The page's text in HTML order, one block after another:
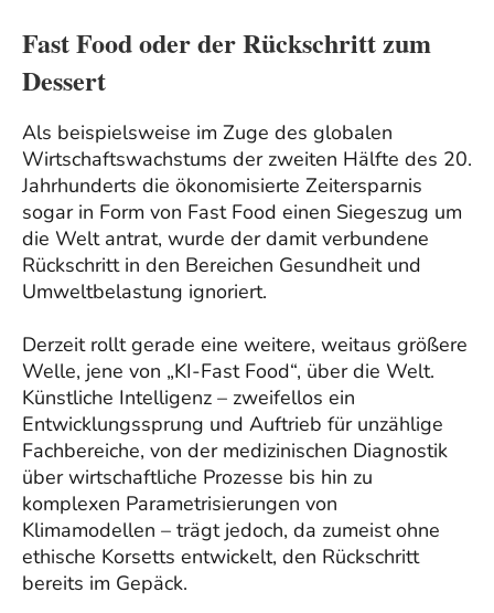
Fast Food oder der Rückschritt zum
Dessert
Als beispielsweise im Zuge des globalen
Wirtschaftswachstums der zweiten Hälfte des 20.
Jahrhunderts die ökonomisierte Zeitersparnis
sogar in Form von Fast Food einen Siegeszug um
die Welt antrat, wurde der damit verbundene
Rückschritt in den Bereichen Gesundheit und
Umweltbelastung ignoriert.
Derzeit rollt gerade eine weitere, weitaus größere
Welle, jene von „KI-Fast Food“, über die Welt.
Künstliche Intelligenz – zweifellos ein
Entwicklungssprung und Auftrieb für unzählige
Fachbereiche, von der medizinischen Diagnostik
über wirtschaftliche Prozesse bis hin zu
komplexen Parametrisierungen von
Klimamodellen – trägt jedoch, da zumeist ohne
ethische Korsetts entwickelt, den Rückschritt
bereits im Gepäck.